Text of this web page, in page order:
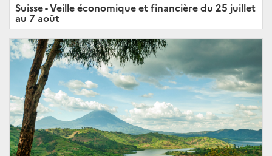
Suisse - Veille économique et financière du 25 juillet
au 7 août